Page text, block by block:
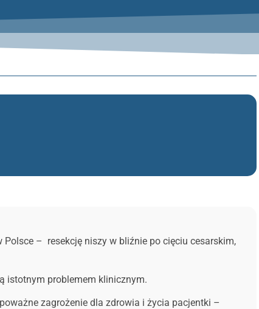
– resekcję niszy w bliźnie po cięciu cesarskim,
istotnym problemem klinicznym.
zagrożenie dla zdrowia i życia pacjentki –